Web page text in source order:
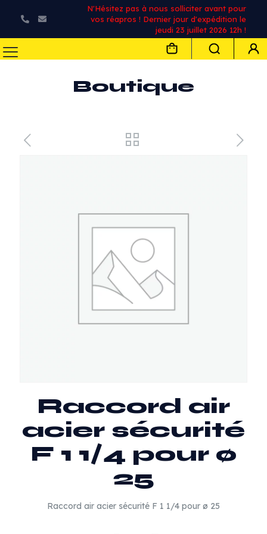
N'Hésitez pas à nous solliciter avant pour
vos réapros ! Dernier jour d'expédition le
jeudi 23 juillet 2026 12h !
Boutique
Raccord air
acier sécurité
F 1 1/4 pour ø
25
Raccord air acier sécurité F 1 1/4 pour ø 25